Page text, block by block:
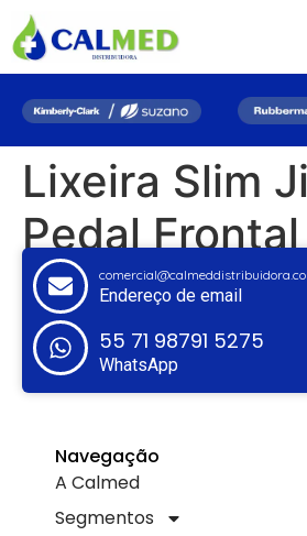
Lixeira Slim
Pedal
Endereço de email
55 71 98791 5275
WhatsApp
Navegação
A Calmed
Segmentos